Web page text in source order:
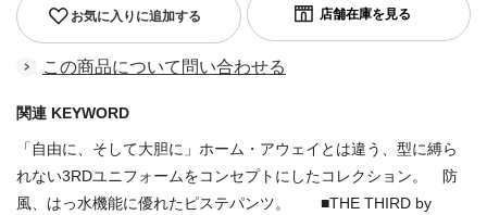
お気に入りに追加する
この商品について問い合わせる
関連 KEYWORD
「自由に、そして大胆に」ホーム・アウェイとは違う、型に縛ら
れない3RDユニフォームをコンセプトにしたコレクション。 防
風、はっ水機能に優れたピステパンツ。 ■THE THIRD by